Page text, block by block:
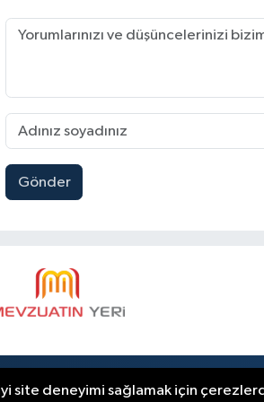
Gönder
RSS Copyright © 2024. Her hakkı
site deneyimi sağlamak için